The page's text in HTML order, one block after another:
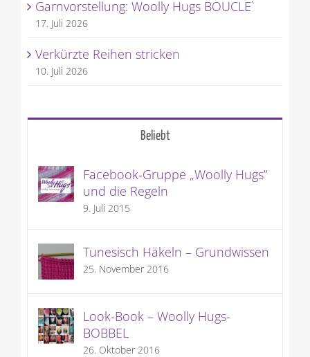
Garnvorstellung: Woolly Hugs BOUCLE`
17. Juli 2026
Verkürzte Reihen stricken
10. Juli 2026
Beliebt
Facebook-Gruppe „Woolly Hugs“
und die Regeln
9. Juli 2015
Tunesisch Häkeln – Grundwissen
25. November 2016
Look-Book – Woolly Hugs-
BOBBEL
26. Oktober 2016